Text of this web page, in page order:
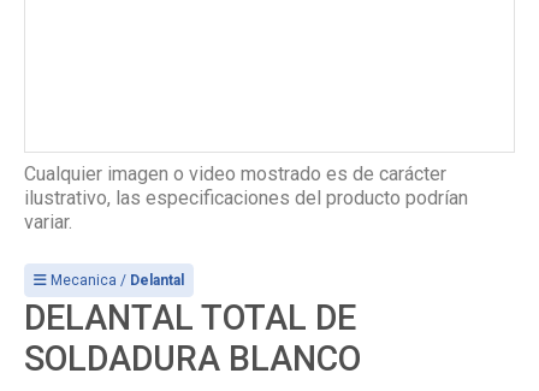
Cualquier imagen o video mostrado es de carácter
ilustrativo, las especificaciones del producto podrían
variar.
Mecanica / Delantal
DELANTAL TOTAL DE
SOLDADURA BLANCO